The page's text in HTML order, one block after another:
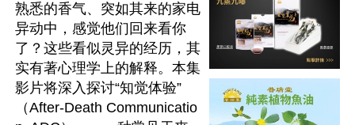
熟悉的香气、突如其来的家电
异动中，感觉他们回来看你
了？这些看似灵异的经历，其
实有著心理学上的解释。本集
影片将深入探讨“知觉体验”
（After-Death Communicatio